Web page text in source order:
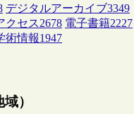
デジタルアーカイブ3349
クセス2678 電子書籍2227
術情報1947
）